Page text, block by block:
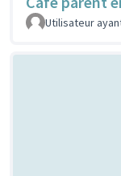
Utilisateur